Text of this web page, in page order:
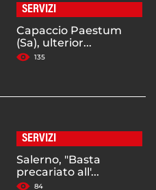
SERVIZI
Capaccio Paestum
(Sa), ulterior...
135
SERVIZI
Salerno, "Basta
precariato all'...
84